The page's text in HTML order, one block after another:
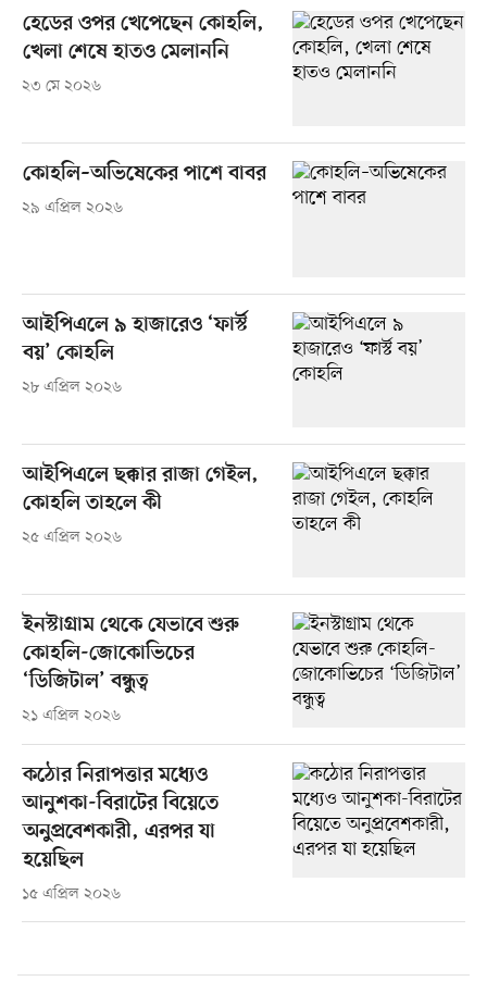
হেডের ওপর খেপেছেন কোহলি,
খেলা শেষে হাতও মেলাননি
২৩ মে ২০২৬
কোহলি–অভিষেকের পাশে বাবর
২৯ এপ্রিল ২০২৬
আইপিএলে ৯ হাজারেও ‘ফার্স্ট
বয়’ কোহলি
২৮ এপ্রিল ২০২৬
আইপিএলে ছক্কার রাজা গেইল,
কোহলি তাহলে কী
২৫ এপ্রিল ২০২৬
ইনস্টাগ্রাম থেকে যেভাবে শুরু
কোহলি-জোকোভিচের
‘ডিজিটাল’ বন্ধুত্ব
২১ এপ্রিল ২০২৬
কঠোর নিরাপত্তার মধ্যেও
আনুশকা-বিরাটের বিয়েতে
অনুপ্রবেশকারী, এরপর যা
হয়েছিল
১৫ এপ্রিল ২০২৬